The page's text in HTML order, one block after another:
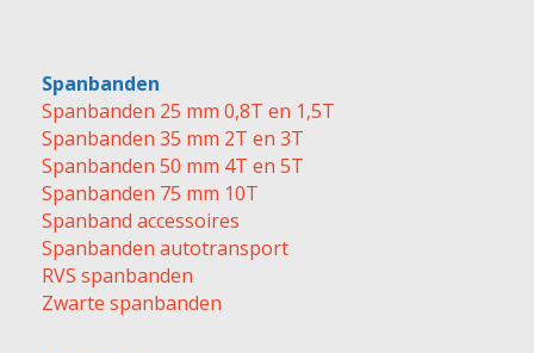
Spanbanden
Spanbanden 25 mm 0,8T en 1,5T
Spanbanden 35 mm 2T en 3T
Spanbanden 50 mm 4T en 5T
Spanbanden 75 mm 10T
Spanband accessoires
Spanbanden autotransport
RVS spanbanden
Zwarte spanbanden